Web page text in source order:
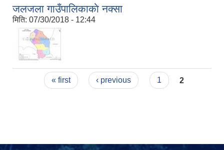
जलजला गाउँपालिकाकाे नक्सा
मिति: 07/30/2018 - 12:44
Pages« first ‹ previous 1 2